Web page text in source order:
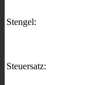
Stengel:
Steuersatz: